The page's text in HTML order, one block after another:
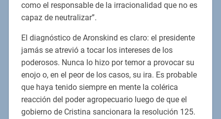
como el responsable de la irracionalidad que no es
capaz de neutralizar”.
El diagnóstico de Aronskind es claro: el presidente
jamás se atrevió a tocar los intereses de los
poderosos. Nunca lo hizo por temor a provocar su
enojo o, en el peor de los casos, su ira. Es probable
que haya tenido siempre en mente la colérica
reacción del poder agropecuario luego de que el
gobierno de Cristina sancionara la resolución 125.